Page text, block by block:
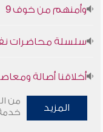
وأمنهم من خوف 9
أخلاقنا أصالة
وأمنهم من خوف 9
المزيد
من
خدمة